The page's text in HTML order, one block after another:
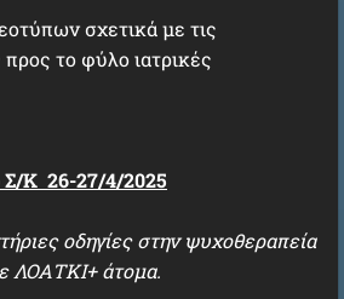
σχετικά με τις
το φύλο ιατρικές
Σ/Κ 26-27/4/2025
οδηγίες στην ψυχοθεραπεία
ΛΟΑΤΚΙ+ άτομα.